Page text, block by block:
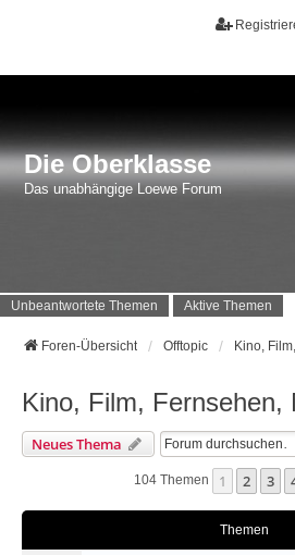
Die Oberklasse
Das unabhängige Loewe Forum
Unbeantwortete Themen Aktive Themen
Foren-Übersicht Offtopic Kino,
Kino, Film, Fernsehen,
Neues Thema
104 Themen 1 2 3
Themen